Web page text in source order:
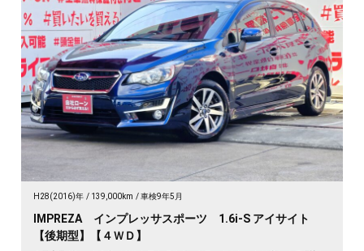
H28(2016)年 139,000km 車検9年5月
IMPREZA インプレッサスポーツ 1.6i-S アイサイト
【後期型】【４ＷＤ】